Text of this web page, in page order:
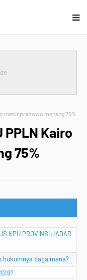
mesir prabowo menang 75%
PPLN Kairo
75%
KPU PROVINSI JABAR
hukumnya bagaimana?